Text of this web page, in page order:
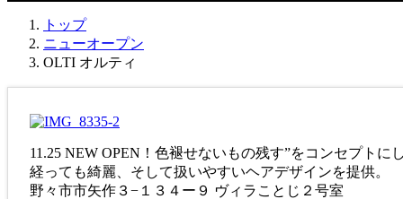
トップ
ニューオープン
OLTI オルティ
11.25 NEW OPEN！色褪せないもの残す”をコンセプト
経っても綺麗、そして扱いやすいヘアデザインを提供。
野々市市矢作３−１３４ー９ ヴィラことじ２号室